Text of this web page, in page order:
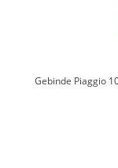
Gebinde Piaggio